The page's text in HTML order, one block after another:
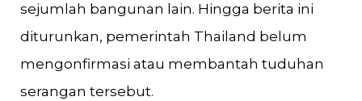
sejumlah bangunan lain. Hingga berita ini
diturunkan, pemerintah Thailand belum
mengonfirmasi atau membantah tuduhan
serangan tersebut.